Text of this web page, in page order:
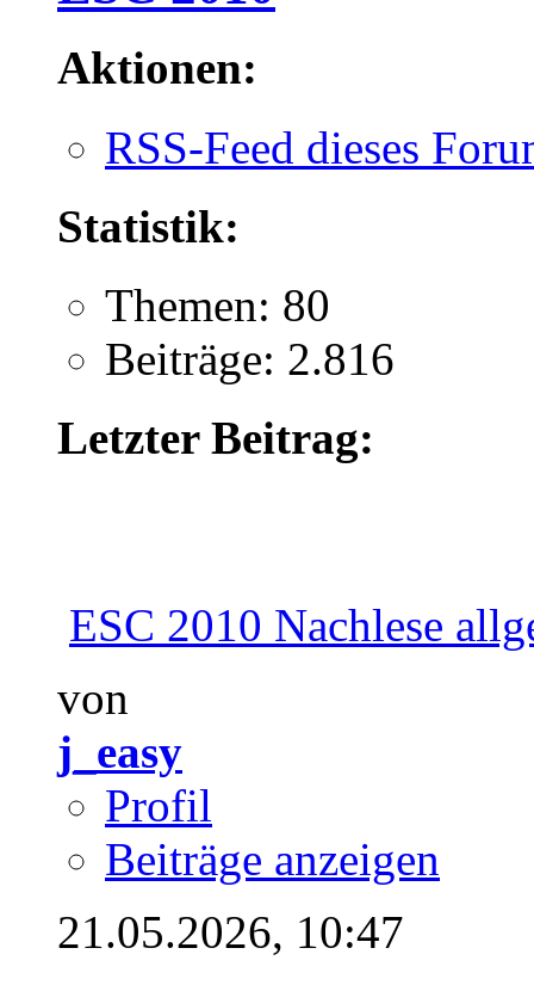
Aktionen:
RSS-Feed dieses
Statistik:
Themen: 80
Beiträge: 2.816
Letzter Beitrag:
ESC 2010 Nachlese
von
j_easy
Profil
Beiträge anzeigen
21.05.2026, 10:47